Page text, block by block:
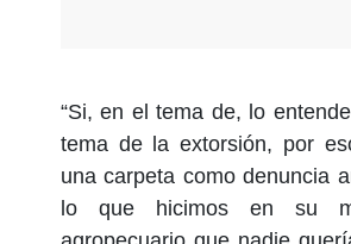
“Si, en el tema de, lo
tema de la extorsión, por
una carpeta como denuncia
lo que hicimos en su